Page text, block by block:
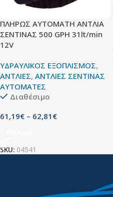
ΠΛΗΡΩΣ ΑΥΤΟΜΑΤH ΑΝTΛΙA
ΣΕΝΤΙΝΑΣ 500 GPH 31lt/min
12V
ΥΔΡΑΥΛΙΚΟΣ ΕΞΟΠΛΙΣΜΟΣ,
ΑΝΤΛΙΕΣ, ΑΝΤΛΙΕΣ ΣΕΝΤΙΝΑΣ
ΑΥΤΟΜΑΤΕΣ
Διαθέσιμο
61,19€ – 62,81 €
SKU: 04541